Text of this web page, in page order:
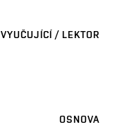
VYUČUJÍCÍ / LEKTOR
OSNOVA